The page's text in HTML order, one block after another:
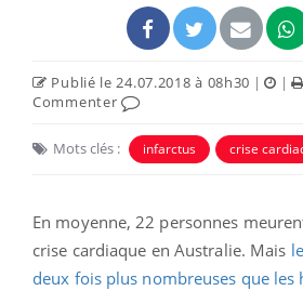
Publié le 24.07.2018 à 08h30 | |
Commenter
Mots clés : infarctus crise
En moyenne, 22 personnes
crise cardiaque en Australie. Mais
deux fois plus nombreuses que les